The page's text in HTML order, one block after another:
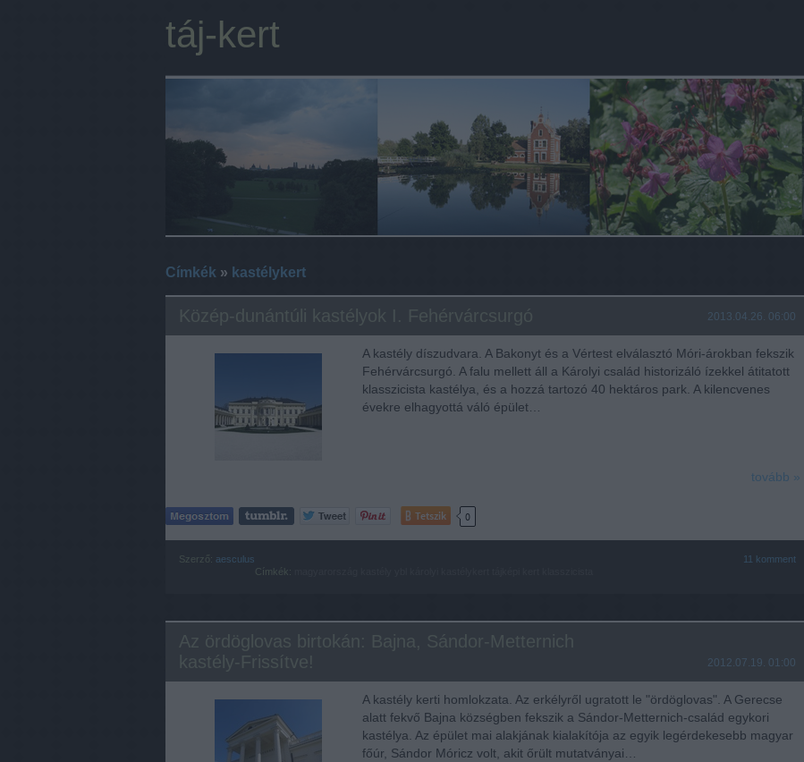
táj-kert
Címkék » kastélykert
Közép-dunántúli kastélyok I. Fehérvárcsurgó 2013.04.26. 06:00
A kastély díszudvara. A Bakonyt és a Vértest elválasztó Móri-árokban fekszik
Fehérvárcsurgó. A falu mellett áll a Károlyi család historizáló ízekkel átitatott
klasszicista kastélya, és a hozzá tartozó 40 hektáros park. A kilencvenes
évekre elhagyottá váló épület…
tovább »
Tetszik 0
Szerző: aesculus 11 komment
Címkék:
Az ördöglovas birtokán: Bajna, Sándor-Metternich
kastély-Frissítve!
2012.07.19. 01:00
A kastély kerti homlokzata. Az erkélyről ugratott le "ördöglovas". A Gerecse
alatt fekvő Bajna községben fekszik a Sándor-Metternich-család egykori
kastélya. Az épület mai alakjának kialakítója az egyik legérdekesebb magyar
főúr, Sándor Móricz volt, akit őrült mutatványai…